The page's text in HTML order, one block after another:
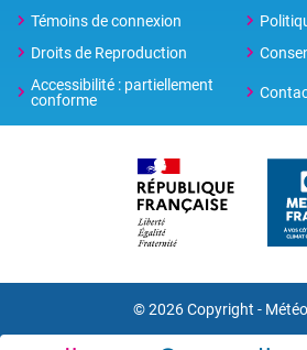
Témoins de connexion
Droits de Reproduction
Accessibilité : partiellement
conforme
© 2026 Copyright -